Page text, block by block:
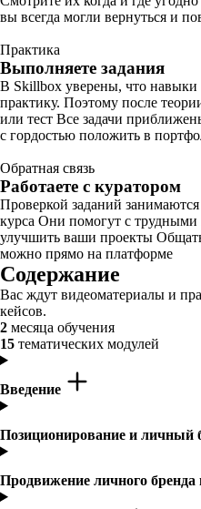
вы всегда могли вернуться и
Практика
Выполняете задания
В Skillbox уверены, что навыки
практику. Поэтому после
или тест Все задачи
с гордостью положить в
Обратная связь
Работаете с куратором
Проверкой заданий
курса Они помогут с трудными
улучшить ваши проекты
можно прямо на платформе
Содержание
Вас ждут видеоматериалы и
кейсов.
2 месяца обучения
15 тематических модулей
Введение
Позиционирование и личный
Продвижение личного бренда